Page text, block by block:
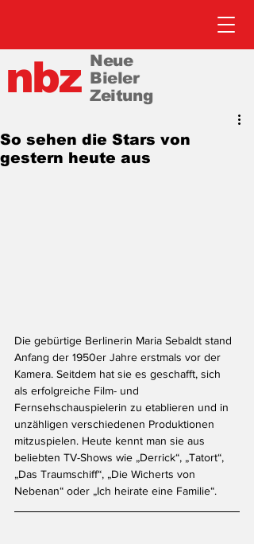
nbz Neue
Bieler
Zeitung
So sehen die Stars von
gestern heute aus
Die gebürtige Berlinerin Maria Sebaldt stand
Anfang der 1950er Jahre erstmals vor der
Kamera. Seitdem hat sie es geschafft, sich
als erfolgreiche Film- und
Fernsehschauspielerin zu etablieren und in
unzähligen verschiedenen Produktionen
mitzuspielen. Heute kennt man sie aus
beliebten TV-Shows wie „Derrick“, „Tatort“,
„Das Traumschiff“, „Die Wicherts von
Nebenan“ oder „Ich heirate eine Familie“.